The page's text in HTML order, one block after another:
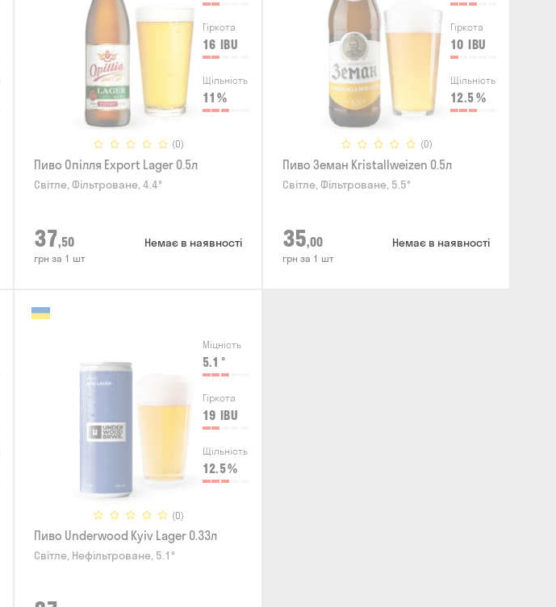
Гіркота
16 IBU
Щільність
11 %
(0)
Пиво Опілля Export Lager 0.5л
Світле, Фільтроване, 4.4°
37,50
грн за 1 шт
Немає в наявності
Гіркота
10 IBU
Щільність
12.5%
(0)
Пиво Земан Kristallweizen 0.5л
Світле, Фільтроване, 5.5°
35,00
грн за 1 шт
Немає в наявності
Міцність
5.1 °
Гіркота
19 IBU
Щільність
12.5%
(0)
Пиво Underwood Kyiv Lager 0.33л
Світле, Нефільтроване, 5.1°